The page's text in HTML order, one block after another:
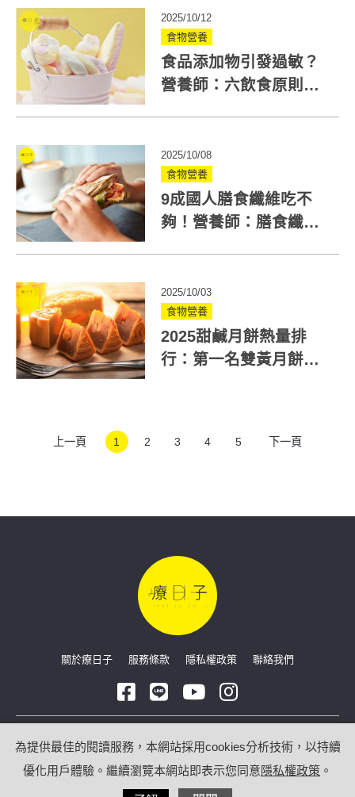
2025/10/12
食物營養
食品添加物引發過敏？
營養師：六飲食原則遠
2025/10/08
食物營養
9成國人膳食纖維吃不
夠！營養師：膳食纖維
2025/10/03
食物營養
2025甜鹹月餅熱量排
行：第一名雙黃月餅熱
上一頁 1 2 3 4 5 下一頁
關於療日子 服務條款 隱私權政策 聯絡我們
Copyright © 2026 療日子 HealingDaily
/網站技術合作：光點數位科技
為提供最佳的閱讀服務，本網站採用cookies分析技術，以持續
優化用戶體驗。繼續瀏覽本網站即表示您同意隱私權政策 。